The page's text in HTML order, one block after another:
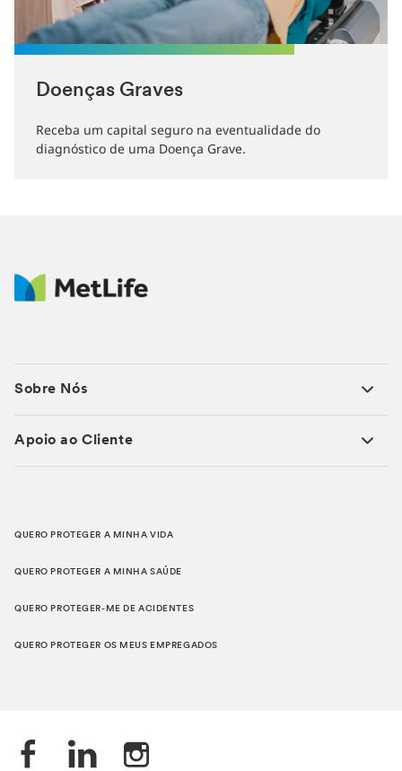
Doenças Graves
Receba um capital seguro na eventualidade do
diagnóstico de uma Doença Grave.
Sobre Nós
Apoio ao Cliente
QUERO PROTEGER A MINHA VIDA
QUERO PROTEGER A MINHA SAÚDE
QUERO PROTEGER-ME DE ACIDENTES
QUERO PROTEGER OS MEUS EMPREGADOS